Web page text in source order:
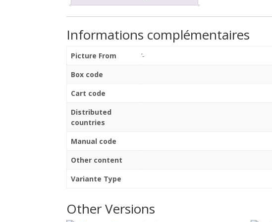
Informations complémentaires
Picture From
'-
Box code
Cart code
Distributed
countries
Manual code
Other content
Variante Type
Other Versions